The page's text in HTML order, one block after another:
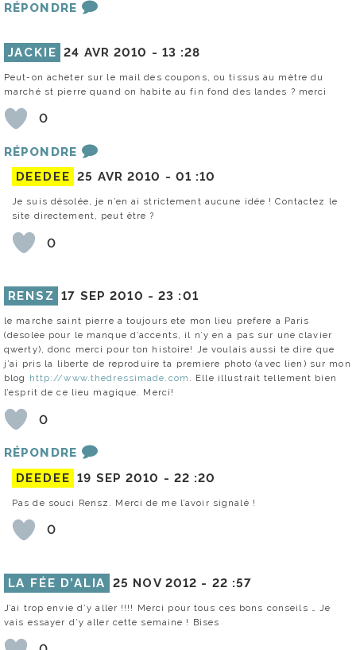
RÉPONDRE
JACKIE 24 AVR 2010 - 13 :28
Peut-on acheter sur le mail des coupons, ou tissus au mètre du
marché st pierre quand on habite au fin fond des landes ? merci
0
RÉPONDRE
DEEDEE 25 AVR 2010 - 01 :10
Je suis désolée, je n’en ai strictement aucune idée ! Contactez le
site directement, peut être ?
0
RENSZ 17 SEP 2010 -23 :01
le marche saint pierre a toujours ete mon lieu prefere a Paris
(desolee pour le manque d’accents, il n’y en a pas sur une clavier
qwerty), donc merci pour ton histoire! Je voulais aussi te dire que
j’ai pris la liberte de reproduire ta premiere photo (avec lien) sur mon
blog http://www.thedressimade.com . Elle illustrait tellement bien
l’esprit de ce lieu magique. Merci!
0
RÉPONDRE
DEEDEE 19 SEP 2010 - 22 :20
Pas de souci Rensz. Merci de me l’avoir signalé !
0
LA FÉE D’ALIA 25 NOV 2012 - 22 :57
J’ai trop envie d’y aller !!!! Merci pour tous ces bons conseils … Je
vais essayer d’y aller cette semaine ! Bises